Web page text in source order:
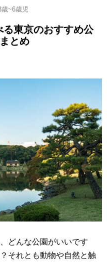
歳~6歳児
東京のおすすめ公
とめ
どんな公園がいいです
それとも動物や自然と触